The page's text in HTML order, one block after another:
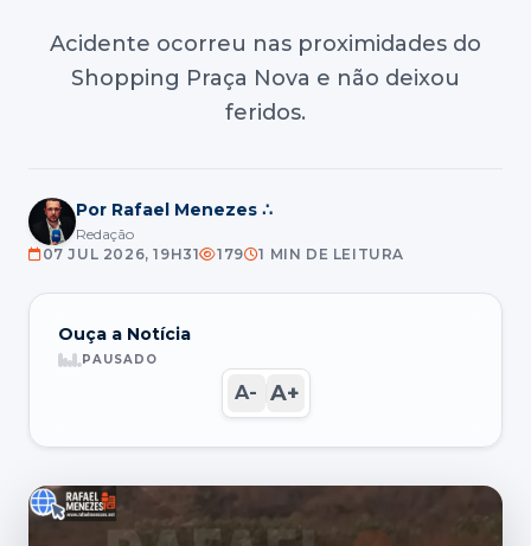
Acidente ocorreu nas proximidades do
Shopping Praça Nova e não deixou
feridos.
Por Rafael Menezes ∴
Redação
07 JUL 2026, 19H31
179 1 MIN DE LEITURA
Ouça a Notícia
PAUSADO
A- A+